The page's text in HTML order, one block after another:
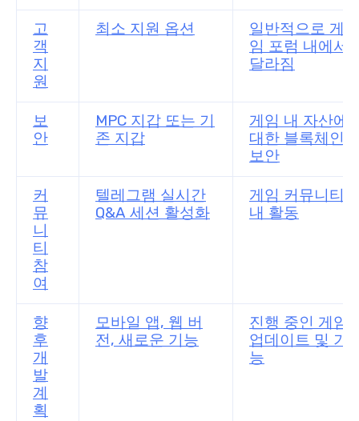
고
객
지
원
최소 지원 옵션
일반적으로 게
임 포럼 내에서
달라짐
보
안
MPC 지갑 또는 기
존 지갑
게임 내 자산에
대한 블록체인
보안
커
뮤
니
티
참
여
텔레그램 실시간
Q&A 세션 활성화
게임 커뮤니티
내 활동
향
후
개
발
계
획
모바일 앱, 웹 버
전, 새로운 기능
진행 중인 게임
업데이트 및 기
능